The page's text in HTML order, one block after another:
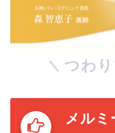
つわ
メルミ